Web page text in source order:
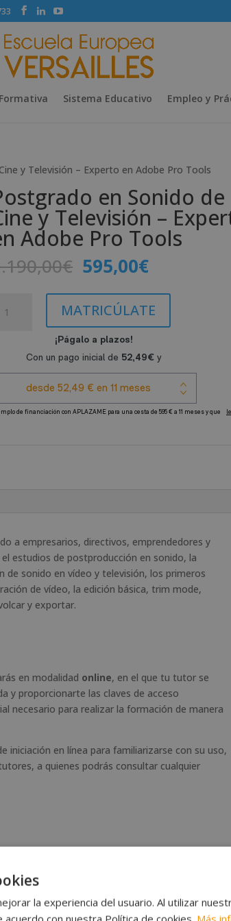
Sistema Educativo Empleo y
y Televisión – Experto en Adobe Pro Tools
en Sonido de
y Televisión –
Adobe Pro Tools
€ El
precio
original
era:
1.190,00€.
595,00€El
actual
es:
595,00€.
MATRICÚLATE
a empresarios, directivos, emprendedores y
estudios de postproducción en sonido, la
de sonido en vídeo y televisión, los primeros
de vídeo, la edición básica, trim mode,
y exportar.
en modalidad online, en el que tu tutor se
y proporcionarte las claves de acceso
necesario para realizar la formación de manera
en línea para familiarizarse con su uso,
a quienes podrás consultar cualquier
la experiencia del usuario. Al utilizar
con nuestra Política de cookies. Más